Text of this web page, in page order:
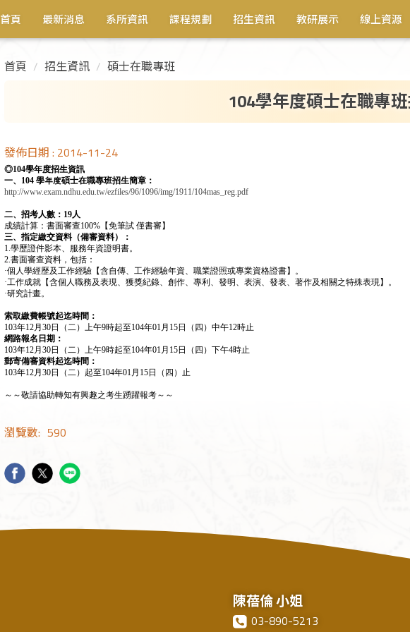
首頁 最新消息 系所資訊 課程規劃 招生資訊 教研展示 線上資源
首頁 招生資訊 碩士在職專班
104學年度碩士在職專
發佈日期 : 2014-11-24
◎104學年度招生資訊
一、104 學年度碩士在職專班招生簡章：
http://www.exam.ndhu.edu.tw/ezfiles/96/1096/img/1911/104mas_reg.pdf
二、招考人數：19人
成績計算：書面審查100%【免筆試 僅書審】
三、指定繳交資料（備審資料）：
1.學歷證件影本、服務年資證明書。
2.書面審查資料，包括：
·個人學經歷及工作經驗【含自傳、工作經驗年資、職業證照或專業資格證書】。
·工作成就【含個人職務及表現、獲獎紀錄、創作、專利、發明、表演、發表、著作及相關之特殊表現】。
·研究計畫。
索取繳費帳號起迄時間：
103年12月30日（二）上午9時起至104年01月15日（四）中午12時止
網路報名日期：
103年12月30日（二）上午9時起至104年01月15日（四）下午4時止
郵寄備審資料起迄時間：
103年12月30日（二）起至104年01月15日（四）止
～～敬請協助轉知有興趣之考生踴躍報考～～
瀏覽數: 590
陳蓓倫 小姐
03-890-5213